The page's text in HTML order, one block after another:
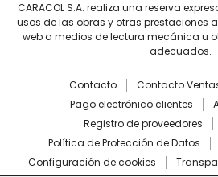
CARACOL S.A. realiza una reserva
usos de las obras y otras prestaciones
web a medios de lectura mecánica u
adecuados.
Contacto Contacto
Pago electrónico clientes
Registro de proveedores
Política de Protección de Datos
Configuración de cookies